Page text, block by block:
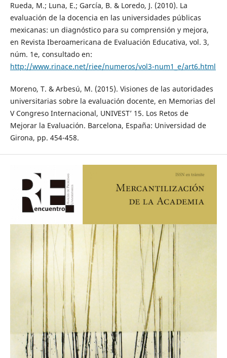
Rueda, M.; Luna, E.; García, B. & Loredo, J. (2010). La
evaluación de la docencia en las universidades públicas
mexicanas: un diagnóstico para su comprensión y mejora,
en Revista Iberoamericana de Evaluación Educativa, vol. 3,
núm. 1e, consultado en:
http://www.rinace.net/riee/numeros/vol3-num1_e/art6.html
Moreno, T. & Arbesú, M. (2015). Visiones de las autoridades
universitarias sobre la evaluación docente, en Memorias del
V Congreso Internacional, UNIVEST’ 15. Los Retos de
Mejorar la Evaluación. Barcelona, España: Universidad de
Girona, pp. 454-458.